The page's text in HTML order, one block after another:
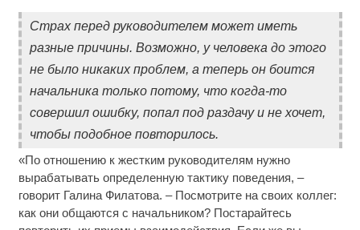
Страх перед руководителем может иметь
разные причины. Возможно, у человека до этого
не было никаких проблем, а теперь он боится
начальника только потому, что когда-то
совершил ошибку, попал под раздачу и не хочет,
чтобы подобное повторилось.
«По отношению к жестким руководителям нужно
вырабатывать определенную тактику поведения, –
говорит Галина Филатова. – Посмотрите на своих коллег:
как они общаются с начальником? Постарайтесь